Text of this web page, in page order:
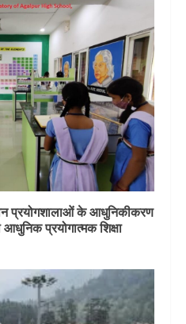
प्रयोगशालाओं के आधुनिकीकरण
आधुनिक प्रयोगात्मक शिक्षा